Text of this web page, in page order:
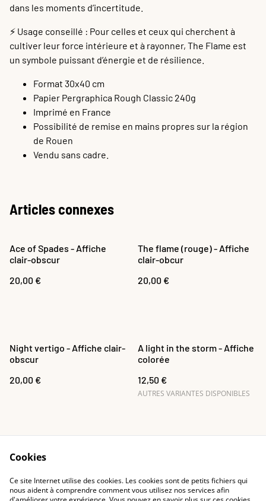
dans les moments d’incertitude.
⚡️ Usage conseillé : Pour celles et ceux qui cherchent à
cultiver leur force intérieure et à rayonner, The Flame est
un symbole puissant d’énergie et de résilience.
Format 30x40 cm
Papier Pergraphica Rough Classic 240g
Imprimé en France
Possibilité de remise en mains propres sur la région
de Rouen
Vendu sans cadre.
Articles connexes
Ace of Spades - Affiche
clair-obscur
20,00 €
The flame (rouge) - Affiche
clair-obcur
20,00 €
Night vertigo - Affiche clair-
obscur
20,00 €
A light in the storm - Affiche
colorée
12,50 €
AUTRES VARIANTES DISPONIBLES
Recevoir le guide
Contact
Cookies
Ce site Internet utilise des cookies. Les cookies sont de petits fichiers qui
nous aident à comprendre comment vous utilisez nos services afin